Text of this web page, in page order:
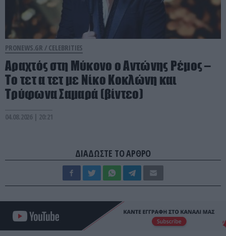
PRONEWS.GR / CELEBRITIES
Αραχτός στη Μύκονο ο Αντώνης Ρέμος –
Το τετ α τετ με Νίκο Κοκλώνη και
Τρύφωνα Σαμαρά (βίντεο)
04.08.2026 | 20:21
ΔΙΑΔΩΣΤΕ ΤΟ ΑΡΘΡΟ